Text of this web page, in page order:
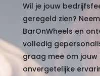
Wil je jouw
geregeld zien?
BarOnWheels en
volledig
graag mee om
onvergetelijke